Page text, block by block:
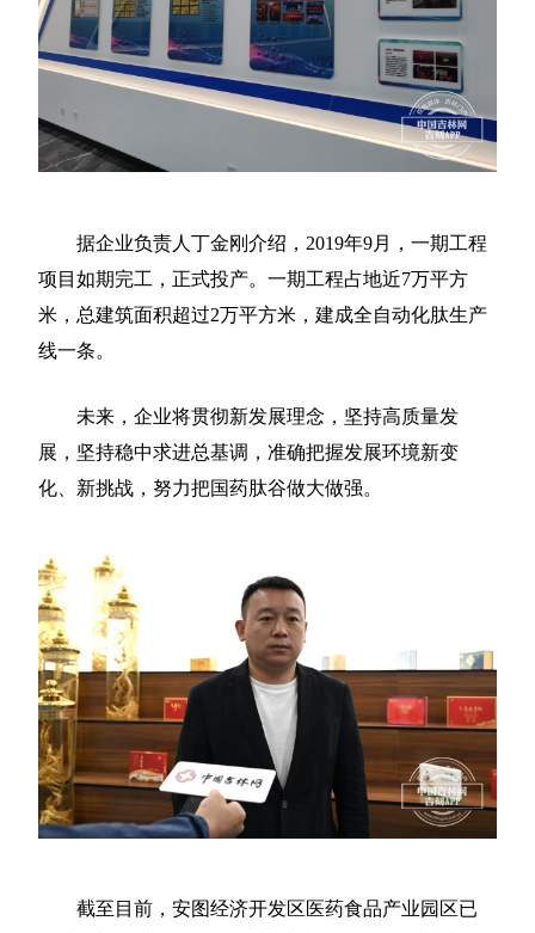
据企业负责人丁金刚介绍，2019年9月，一期工程
项目如期完工，正式投产。一期工程占地近7万平方
米，总建筑面积超过2万平方米，建成全自动化肽生产
线一条。
未来，企业将贯彻新发展理念，坚持高质量发
展，坚持稳中求进总基调，准确把握发展环境新变
化、新挑战，努力把国药肽谷做大做强。
截至目前，安图经济开发区医药食品产业园区已